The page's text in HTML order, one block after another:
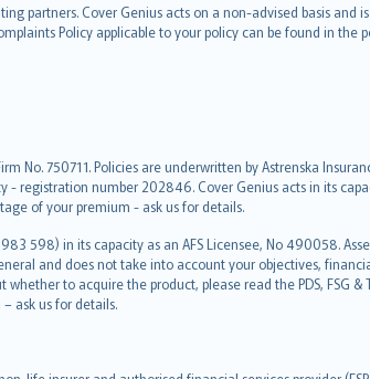
partners. Cover Genius acts on a non-advised basis and
Policy applicable to your policy can be found in the
No. 750711. Policies are underwritten by Astrenska
registration number 202846. Cover Genius acts in its
of your premium - ask us for details.
598) in its capacity as an AFS Licensee, No 490058.
and does not take into account your objectives,
to acquire the product, please read the PDS, FSG
ask us for details.